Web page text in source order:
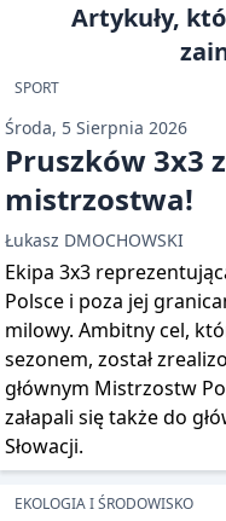
Artykuły,
SPORT
Środa, 5 Sierpnia 2026
Pruszków 3x3
mistrzostwa!
Łukasz DMOCHOWSKI
Ekipa 3x3
Polsce i poza jej
milowy. Ambitny cel,
sezonem, został
głównym Mistrzostw
załapali się także do
Słowacji.
EKOLOGIA I ŚRODOWISKO